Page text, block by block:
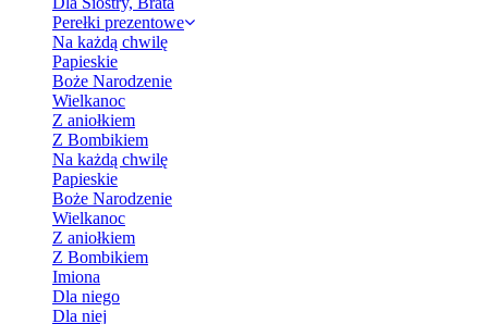
Perełki prezentowe
Na każdą chwilę
Papieskie
Boże Narodzenie
Wielkanoc
Z aniołkiem
Z Bombikiem
Na każdą chwilę
Papieskie
Boże Narodzenie
Wielkanoc
Z aniołkiem
Z Bombikiem
Imiona
Dla niego
Dla niej